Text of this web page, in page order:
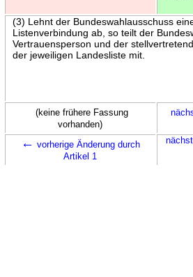
(3) Lehnt der Bundeswahlausschuss
Listenverbindung ab, so teilt der
Vertrauensperson und der
der jeweiligen Landesliste mit.
(keine frühere Fassung
vorhanden)
← vorherige Änderung durch
Artikel 1